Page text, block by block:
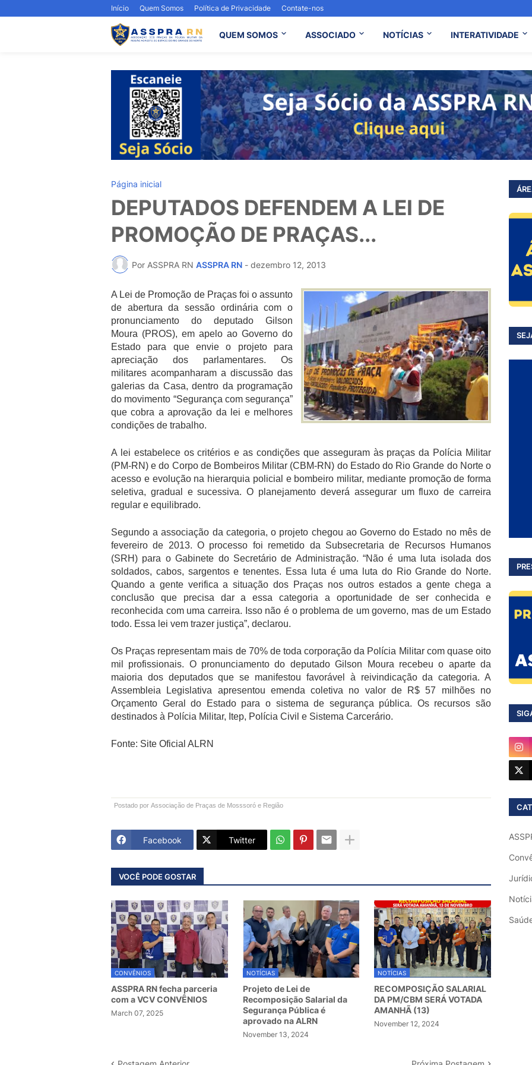
Início Quem Somos Política de Privacidade Contate-nos
QUEM SOMOS ASSOCIADO NOTÍCIAS INTERATIVIDADE
Página inicial
DEPUTADOS DEFENDEM A LEI DE
PROMOÇÃO DE PRAÇAS...
Por ASSPRA RN ASSPRA RN - dezembro 12, 2013
A Lei de Promoção de Praças foi o assunto
de abertura da sessão ordinária com o
pronunciamento do deputado Gilson
Moura (PROS), em apelo ao Governo do
Estado para que envie o projeto para
apreciação dos parlamentares. Os
militares acompanharam a discussão das
galerias da Casa, dentro da programação
do movimento “Segurança com segurança”
que cobra a aprovação da lei e melhores
condições de trabalho.
A lei estabelece os critérios e as condições que asseguram às praças da Polícia Militar
(PM-RN) e do Corpo de Bombeiros Militar (CBM-RN) do Estado do Rio Grande do Norte o
acesso e evolução na hierarquia policial e bombeiro militar, mediante promoção de forma
seletiva, gradual e sucessiva. O planejamento deverá assegurar um fluxo de carreira
regular e equilibrado.
Segundo a associação da categoria, o projeto chegou ao Governo do Estado no mês de
fevereiro de 2013. O processo foi remetido da Subsecretaria de Recursos Humanos
(SRH) para o Gabinete do Secretário de Administração. “Não é uma luta isolada dos
soldados, cabos, sargentos e tenentes. Essa luta é uma luta do Rio Grande do Norte.
Quando a gente verifica a situação dos Praças nos outros estados a gente chega a
conclusão que precisa dar a essa categoria a oportunidade de ser conhecida e
reconhecida com uma carreira. Isso não é o problema de um governo, mas de um Estado
todo. Essa lei vem trazer justiça”, declarou.
Os Praças representam mais de 70% de toda corporação da Polícia Militar com quase oito
mil profissionais. O pronunciamento do deputado Gilson Moura recebeu o aparte da
maioria dos deputados que se manifestou favorável à reivindicação da categoria. A
Assembleia Legislativa apresentou emenda coletiva no valor de R$ 57 milhões no
Orçamento Geral do Estado para o sistema de segurança pública. Os recursos são
destinados à Polícia Militar, Itep, Polícia Civil e Sistema Carcerário.
Fonte: Site Oficial ALRN
Postado por Associação de Praças de Mosssoró e Região
Facebook Twitter
VOCÊ PODE GOSTAR
CONVÊNIOS
ASSPRA RN fecha parceria
com a VCV CONVÊNIOS
March 07, 2025
NOTÍCIAS
Projeto de Lei de
Recomposição Salarial da
Segurança Pública é
aprovado na ALRN
November 13, 2024
NOTÍCIAS
RECOMPOSIÇÃO SALARIAL
DA PM/CBM SERÁ VOTADA
AMANHÃ (13)
November 12, 2024